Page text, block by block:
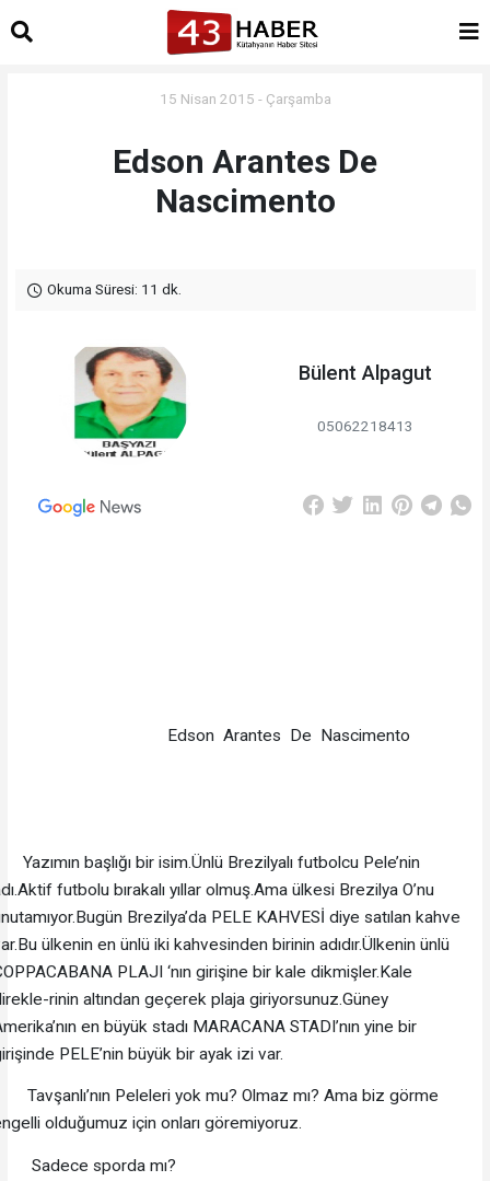
15 Nisan 2015 - Çarşamba
Edson Arantes De
Nascimento
Okuma Süresi: 11 dk.
Bülent Alpagut
05062218413
Arantes De Nascimento
başlığı bir isim.Ünlü Brezilyalı futbolcu Pele’nin
futbolu bırakalı yıllar olmuş.Ama ülkesi Brezilya O’nu
Brezilya’da PELE KAHVESİ diye satılan kahve
ülkenin en ünlü iki kahvesinden birinin adıdır.Ülkenin ünlü
PLAJI ‘nın girişine bir kale dikmişler.Kale
rinin altından geçerek plaja giriyorsunuz.Güney
en büyük stadı MARACANA STADI’nın yine bir
PELE’nin büyük bir ayak izi var.
Peleleri yok mu? Olmaz mı? Ama biz görme
olduğumuz için onları göremiyoruz.
sporda mı?